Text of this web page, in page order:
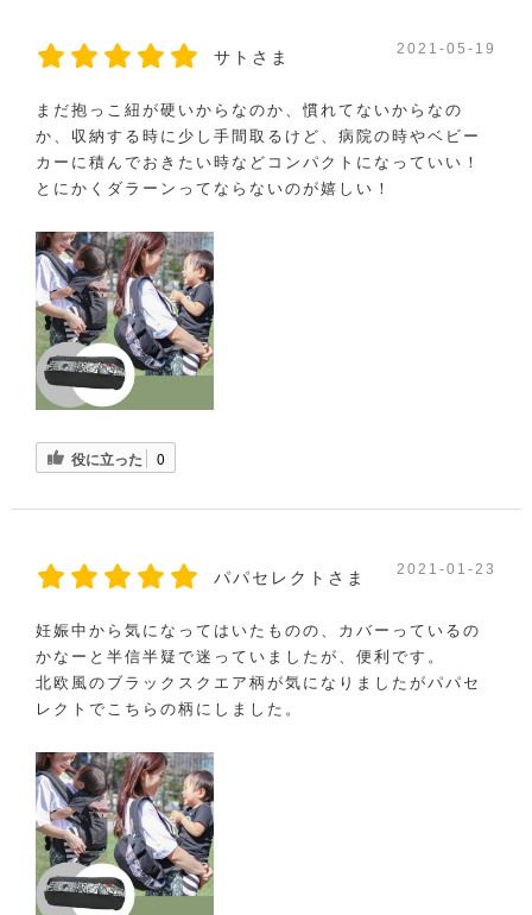
サトさま 2021-05-19
まだ抱っこ紐が硬いからなのか、慣れてないからなの
か、収納する時に少し手間取るけど、病院の時やベビー
カーに積んでおきたい時などコンパクトになっていい！
とにかくダラーンってならないのが嬉しい！
役に立った 0
パパセレクトさま 2021-01-23
妊娠中から気になってはいたものの、カバーっているの
かなーと半信半疑で迷っていましたが、便利です。
北欧風のブラックスクエア柄が気になりましたがパパセ
レクトでこちらの柄にしました。